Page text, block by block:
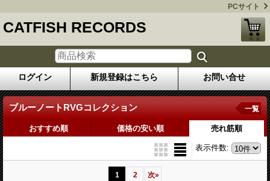
PCサイト
CATFISH RECORDS
ログイン 新規登録はこちら お問い合せ
ブルーノートRVGコレクション 一覧
おすすめ順 価格の安い順 売れ筋順
表示件数:
1 2 次»